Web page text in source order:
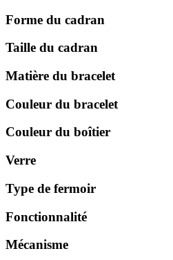
Forme du cadran
Taille du cadran
Matière du bracelet
Couleur du bracelet
Couleur du boîtier
Verre
Type de fermoir
Fonctionnalité
Mécanisme